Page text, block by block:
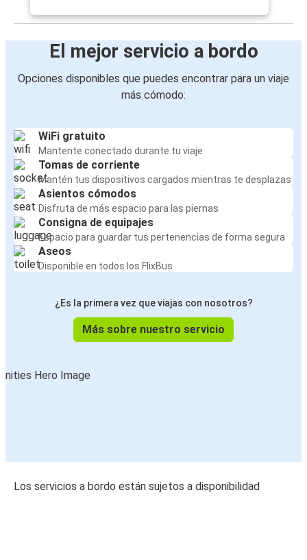
El mejor servicio a bordo
Opciones disponibles que puedes encontrar para un viaje
más cómodo:
WiFi gratuito
Mantente conectado durante tu viaje
Tomas de corriente
Mantén tus dispositivos cargados mientras te desplazas
Asientos cómodos
Disfruta de más espacio para las piernas
Consigna de equipajes
Espacio para guardar tus pertenencias de forma segura
Aseos
Disponible en todos los FlixBus
¿Es la primera vez que viajas con nosotros?
Más sobre nuestro servicio
Los servicios a bordo están sujetos a disponibilidad